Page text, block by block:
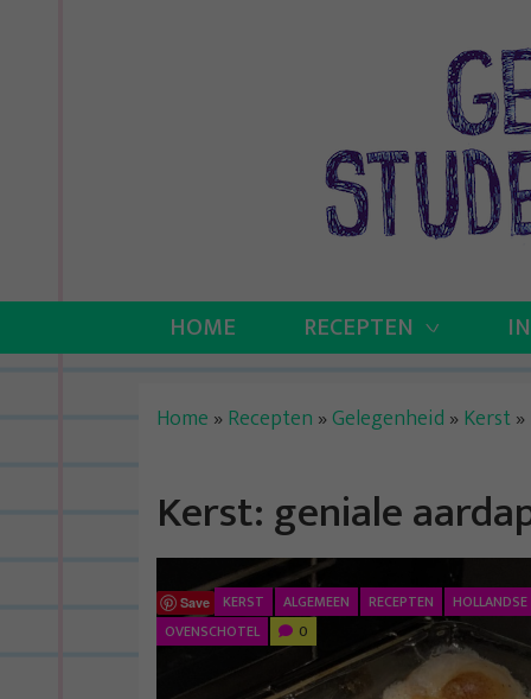
HOME RECEPTEN
Home » Recepten » Gelegenheid » Kerst»
Kerst: geniale
Save KERST ALGEMEEN RECEPTEN
OVENSCHOTEL
0